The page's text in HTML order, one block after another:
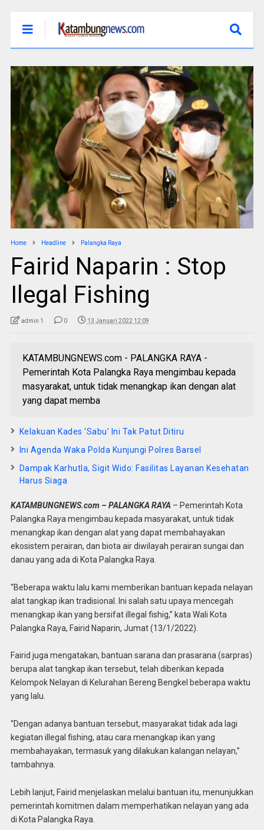
Home Headline Palangka Raya
Fairid Naparin : Stop
Ilegal Fishing
admin 1 0 13 Januari 2022 12:09
KATAMBUNGNEWS.com - PALANGKA RAYA -
Pemerintah Kota Palangka Raya mengimbau kepada
masyarakat, untuk tidak menangkap ikan dengan alat
yang dapat memba
Kelakuan Kades ‘Sabu’ Ini Tak Patut Ditiru
Ini Agenda Waka Polda Kunjungi Polres Barsel
Dampak Karhutla, Sigit Wido: Fasilitas Layanan Kesehatan
Harus Siaga
KATAMBUNGNEWS.com – PALANGKA RAYA – Pemerintah Kota
Palangka Raya mengimbau kepada masyarakat, untuk tidak
menangkap ikan dengan alat yang dapat membahayakan
ekosistem perairan, dan biota air diwilayah perairan sungai dan
danau yang ada di Kota Palangka Raya.
“Beberapa waktu lalu kami memberikan bantuan kepada nelayan
alat tangkap ikan tradisional. Ini salah satu upaya mencegah
menangkap ikan yang bersifat illegal fishig,” kata Wali Kota
Palangka Raya, Fairid Naparin, Jumat (13/1/2022).
Fairid juga mengatakan, bantuan sarana dan prasarana (sarpras)
berupa alat tangkap ikan tersebut, telah diberikan kepada
Kelompok Nelayan di Kelurahan Bereng Bengkel beberapa waktu
yang lalu.
“Dengan adanya bantuan tersebut, masyarakat tidak ada lagi
kegiatan illegal fishing, atau cara menangkap ikan yang
membahayakan, termasuk yang dilakukan kalangan nelayan,”
tambahnya.
Lebih lanjut, Fairid menjelaskan melalui bantuan itu, menunjukkan
pemerintah komitmen dalam memperhatikan nelayan yang ada
di Kota Palangka Raya.